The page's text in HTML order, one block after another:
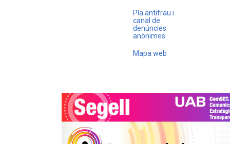
Pla antifrau i
canal de
denúncies
anònimes
Mapa web